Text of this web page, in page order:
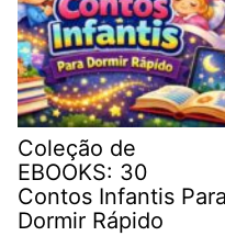
Coleção de
EBOOKS: 30
Contos Infantis Para
Dormir Rápido